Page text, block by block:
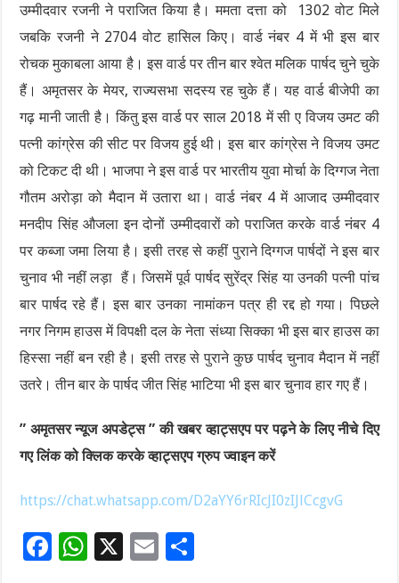
उम्मीदवार रजनी ने पराजित किया है। ममता दत्ता को 1302 वोट मिले
जबकि रजनी ने 2704 वोट हासिल किए। वार्ड नंबर 4 में भी इस बार
रोचक मुकाबला आया है। इस वार्ड पर तीन बार श्वेत मलिक पार्षद चुने चुके
हैं। अमृतसर के मेयर, राज्यसभा सदस्य रह चुके हैं। यह वार्ड बीजेपी का
गढ़ मानी जाती है। किंतु इस वार्ड पर साल 2018 में सी ए विजय उमट की
पत्नी कांग्रेस की सीट पर विजय हुई थी। इस बार कांग्रेस ने विजय उमट
को टिकट दी थी। भाजपा ने इस वार्ड पर भारतीय युवा मोर्चा के दिग्गज नेता
गौतम अरोड़ा को मैदान में उतारा था। वार्ड नंबर 4 में आजाद उम्मीदवार
मनदीप सिंह औजला इन दोनों उम्मीदवारों को पराजित करके वार्ड नंबर 4
पर कब्जा जमा लिया है। इसी तरह से कहीं पुराने दिग्गज पार्षदों ने इस बार
चुनाव भी नहीं लड़ा हैं। जिसमें पूर्व पार्षद सुरेंद्र सिंह या उनकी पत्नी पांच
बार पार्षद रहे हैं। इस बार उनका नामांकन पत्र ही रद्द हो गया। पिछले
नगर निगम हाउस में विपक्षी दल के नेता संध्या सिक्का भी इस बार हाउस का
हिस्सा नहीं बन रही है। इसी तरह से पुराने कुछ पार्षद चुनाव मैदान में नहीं
उतरे। तीन बार के पार्षद जीत सिंह भाटिया भी इस बार चुनाव हार गए हैं।
” अमृतसर न्यूज अपडेट्स ” की खबर व्हाट्सएप पर पढ़ने के लिए नीचे दिए
गए लिंक को क्लिक करके व्हाट्सएप ग्रुप ज्वाइन करें
https://chat.whatsapp.com/D2aYY6rRIcJI0zIJlCcgvG
F
W X
E